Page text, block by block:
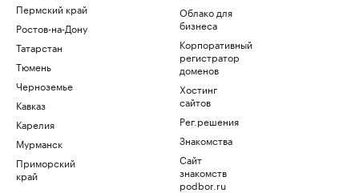
Пермский край
Ростов-на-Дону
Татарстан
Тюмень
Черноземье
Кавказ
Карелия
Мурманск
Приморский
край
Облако для
бизнеса
Корпоративный
регистратор
доменов
Хостинг
сайтов
Рег.решения
Знакомства
Сайт
знакомств
podbor.ru